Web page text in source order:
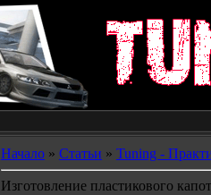
Начало » Статьи » Tuning -
Изготовление пластикового